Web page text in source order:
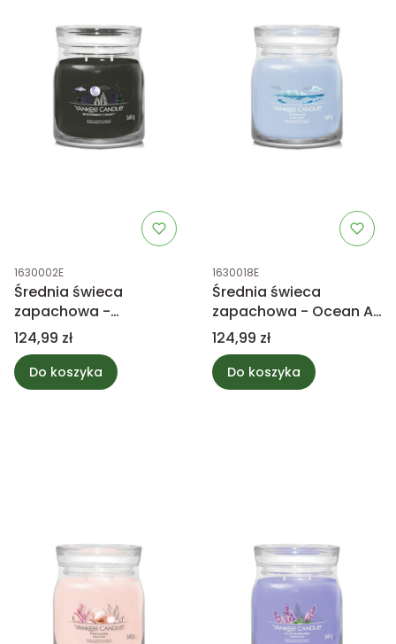
Kod produktu
1630002E
Średnia świeca
zapachowa -
Midsummer's Night -
Yankee Candle
Cena
124,99 zł
Do koszyka
Kod produktu
1630018E
Średnia świeca
zapachowa - Ocean Air
- Yankee Candle
Cena
124,99 zł
Do koszyka